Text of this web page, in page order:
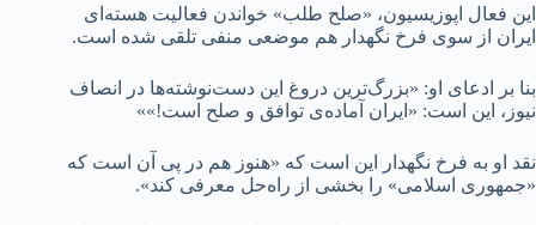
این فعال اپوزیسیون، «صلح طلب» خواندن فعالیت هسته‌ای
ایران از سوی فرخ نگهدار هم موضعی منفی تلقی شده است.
بنا بر ادعای او: «بزرگ‌ترین دروغ این دست‌نوشته‌ها در انصاف
نیوز، این است: «ایران آماده‌ی توافق و صلح است!»»
نقد او به فرخ نگهدار این است که «هنوز هم در پی آن است که
«جمهوری اسلامی» را بخشی از راه‌حل معرفی کند».